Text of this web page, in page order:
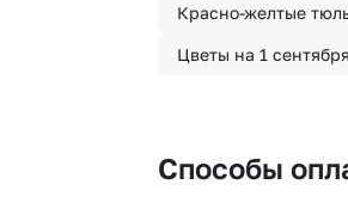
Красно-желтые
Цветы на 1 сентября
Способы